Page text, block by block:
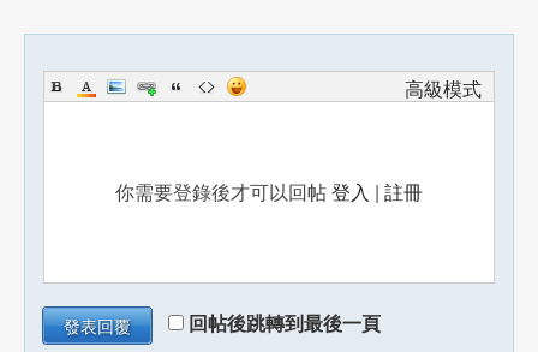
高級模式
你需要登錄後才可以回帖登入 | 註冊
發表回覆 回帖後跳轉到最後一頁